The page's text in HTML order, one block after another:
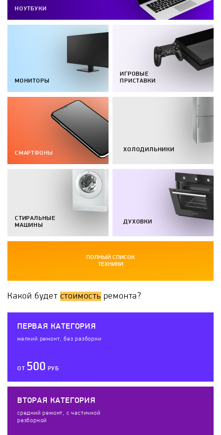
НОУТБУКИ
МОНИТОРЫ
ИГРОВЫЕ
ПРИСТАВКИ
СМАРТФОНЫ
СТИРАЛЬНЫЕ
МАШИНЫ
ХОЛОДИЛЬНИКИ
ДУХОВКИ
ПОЛНЫЙ СПИСОК
ТЕХНИКИ
Какой будет стоимость ремонта?
ПЕРВАЯ КАТЕГОРИЯ
мелкий ремонт, без разборки
ОТ 500 РУБ
ВТОРАЯ КАТЕГОРИЯ
средний ремонт, с частичной
разборкой